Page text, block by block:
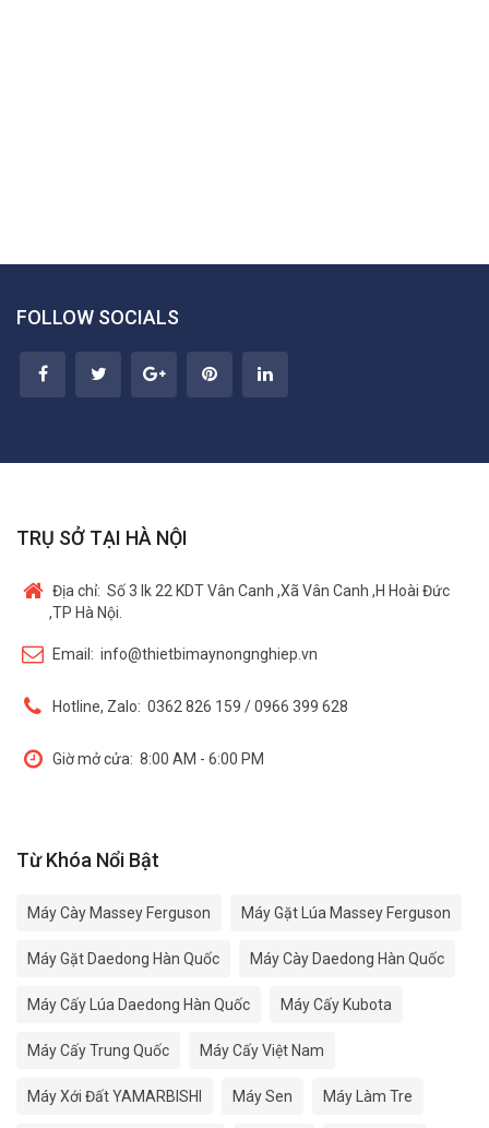
FOLLOW SOCIALS
TRỤ SỞ TẠI HÀ NỘI
Địa chỉ: Số 3 lk 22 KDT Vân Canh ,Xã Vân Canh ,H Hoài Đức
,TP Hà Nội.
Email: info@thietbimaynongnghiep.vn
Hotline, Zalo: 0362 826 159 / 0966 399 628
Giờ mở cửa: 8:00 AM - 6:00 PM
Từ Khóa Nổi Bật
Máy Cày Massey Ferguson Máy Gặt Lúa Massey Ferguson
Máy Gặt Daedong Hàn Quốc Máy Cày Daedong Hàn Quốc
Máy Cấy Lúa Daedong Hàn Quốc Máy Cấy Kubota
Máy Cấy Trung Quốc Máy Cấy Việt Nam
Máy Xới Đất YAMARBISHI Máy Sen Máy Làm Tre